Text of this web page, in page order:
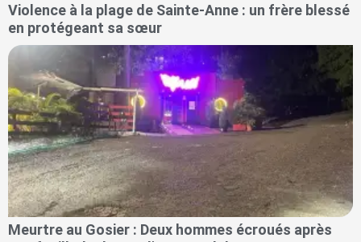
Violence à la plage de Sainte-Anne : un frère blessé
en protégeant sa sœur
Meurtre au Gosier : Deux hommes écroués après